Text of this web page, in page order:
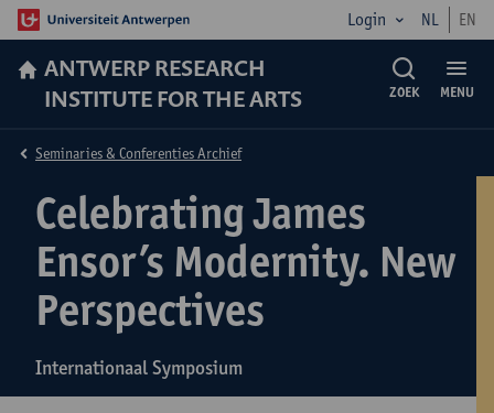
Login NL EN
ANTWERP RESEARCH
INSTITUTE FOR THE ARTS
MENU
ZOEK
Celebrating James
Ensor’s Modernity. New
Perspectives
Internationaal Symposium
Seminaries & Conferenties Archief